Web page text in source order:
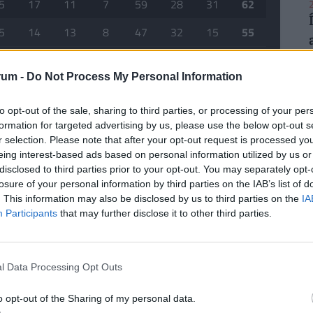
- Do Not Process My Personal Information
opt-out of the sale, sharing to third parties, or processing of your
for targeted advertising by us, please use the below opt-out
selection. Please note that after your opt-out request is processed
interest-based ads based on personal information utilized by us
to third parties prior to your opt-out. You may separately
of your personal information by third parties on the IAB’s list of
This information may also be disclosed by us to third parties on the
Participants that may further disclose it to other third parties.
Data Processing Opt Outs
opt-out of the Sharing of my personal data.
17 11 7 59 28 31
62
14 13 8 47 32 15 55
magas intenzitású letámadást alkalmaz,
miközben látványos futballt játszik. Az Interen
napi 16 órát tölt a mozzatei
saját fejlődését:
és most azt mondom: ilyet az
A fiatal mag – köztük a 21 éves Nicolás Paz,